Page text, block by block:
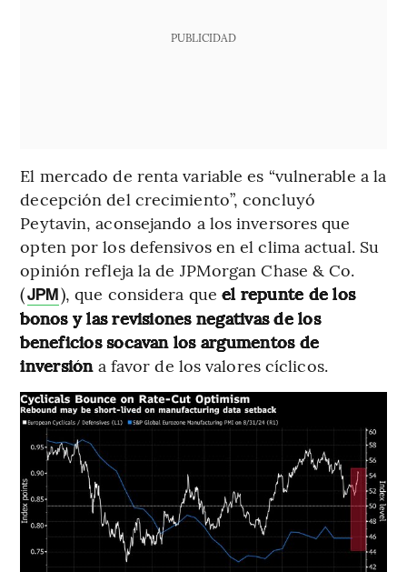
PUBLICIDAD
El mercado de renta variable es “vulnerable a la
decepción del crecimiento”, concluyó
Peytavin, aconsejando a los inversores que
opten por los defensivos en el clima actual. Su
opinión refleja la de JPMorgan Chase & Co.
(JPM), que considera que el repunte de los
bonos y las revisiones negativas de los
beneficios socavan los argumentos de
inversióna favor de los valores cíclicos.